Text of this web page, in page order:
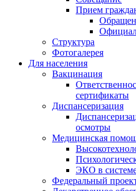
Прием
Структура
Фотогалерея
Для населения
Вакцинация
сертификаты
Диспансеризация
осмотры
Медицинская
ЭКО в
Федеральный